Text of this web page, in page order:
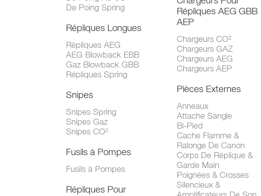
De Poing Spring
Répliques Longues
Répliques AEG
AEG Blowback EBB
Gaz Blowback GBB
Répliques Spring
Snipes
Snipes Spring
Snipes Gaz
Snipes CO²
Fusils à Pompes
Fusils à Pompes
Répliques Pour
Répliques AEG GBB
AEP
Chargeurs CO²
Chargeurs GAZ
Chargeurs AEG
Chargeurs AEP
Pièces Externes
Anneaux
Attache Sangle
Bi-Pied
Cache Flamme &
Ralonge De Canon
Corps De Réplique &
Garde Main
Poignées & Crosses
Silencieux &